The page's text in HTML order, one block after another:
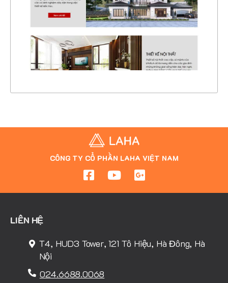
CHI TIẾT
XEM THỰC TẾ
CÔNG TY CỔ PHẦN LAHA VIỆT NAM
LIÊN HỆ
T4, HUD3 Tower, 121 Tô Hiệu, Hà Đông, Hà
Nội
024.6688.0068